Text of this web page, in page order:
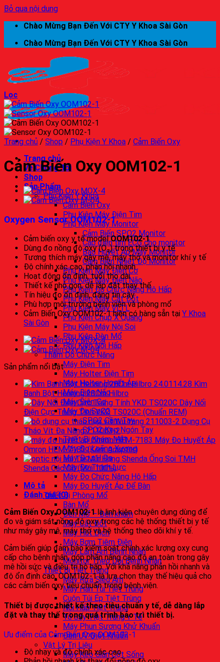
Bỏ qua nội dung
Chào Mừng Bạn Đến Với CTY Y Khoa Sài Gòn
Chào Mừng Bạn Đến Với CTY Y Khoa Sài Gòn
Trang chủ
Về Chúng Tôi
Shop
Sản Phẩm
Phụ Kiện Y Khoa
Cảm Biến Oxy
Phụ Kiện Máy Điện Tim
Phụ Kiện Máy Monitor
Cảm Biến SPO2 Monitor
Cáp điện tim ECG cho monitor
Bao Huyết Áp Máy Monitor
Cảm Biến Nhiệt Độ Monitor
Phụ Kiện Máy Điện Cơ
Phụ Kiện Máy Điện Não
Phụ Kiện Đo Chức Năng Hô Hấp
Phụ Kiện Máy Cắt Đốt
Phụ Kiện Máy VLTL
Phụ Kiện Chụp X Quang
Phụ Kiện Máy Nội Soi
Phụ Kiện Đèn Mổ
Phụ Kiện Nồi Hấp
Thăm Dò Chức Năng
Máy Điện Tim
Máy Holter Điện Tim
Máy Holter Huyết Áp
Máy Điện Não
Máy Điện Cơ
Máy Đo SpO2
SPO2 Cầm Tay
SPO2 Kẹp Ngón Tay
Thiết Bị Khám Mắt
Máy Đo Loãng Xương
Máy Đo pH Da
Máy Đo Thính Lực
Máy Đo Chức Năng Hô Hấp
Máy Đo Huyết Áp Để Bàn
Thiết Bị Phòng Mổ
Bàn Mổ
Đèn Mổ – Đèn khám
Máy Cắt Đốt
Máy Hút Dịch
Máy Bơm Tiêm Điện
Máy Làm Ấm Bệnh Nhân
Monitor Theo Dõi Bệnh Nhân
Thiết Bị Tiệt Trùng
Máy Rửa Siêu Âm
Máy Hàn Túi Tiệt Trùng
Cuộn Túi Ép Tiệt Trùng
Nồi Hấp Tiệt Trùng
Tủ Sấy Tiệt Trùng Y Tế
Máy Phun Sương Khử Khuẩn
Đèn UV Diệt Khuẩn
Vật Lý Trị Liệu
Máy Kéo Giãn Cột Sống
Lọc
Trang chủ / Shop / Phụ Kiện Y Khoa / Cảm Biến Oxy
Cảm Biến Oxy OOM102-1
Oxygen Sensor OOM102-1
Cảm biến oxy y tế modelOOM102-1
Dùng đo nồng độ oxy (O₂) trong thiết bị y tế
Tương thích máy gây mê, máy thở và monitor khí y tế
Độ chính xác cao, phản hồi nhanh
Hoạt động ổn định, tuổi thọ dài
Thiết kế nhỏ gọn, dễ lắp đặt thay thế
Tín hiệu đo ổn định, đáng tin cậy
Phù hợp môi trường bệnh viện và phòng mổ
Cảm Biến Oxy OOM102-1 hiện có hàng sẵn tại Y Khoa
Sài Gòn
Sản phẩm nổi bật
Kìm
Banh Bột Henning 28Cm Hilbro
Dây Nối
Điện Cực Trung Tính YKD TS020C (Chuẩn REM)
Dụng Cụ
Tháo Vít Đa Năng 211003-2
Máy Đo Huyết Áp
Omron HEM-7183 (Kèm Adapter)
Ống Soi TMH
Shenda Các Cỡ (Mới 100%)
Mô tả
Đánh giá (0)
Cảm Biến Oxy OOM102-1là linh kiện chuyên dụng dùng để
đo và giám sát nồng độ oxy trong các hệ thống thiết bị y tế
như máy gây mê, máy thở và hệ thống theo dõi khí y tế.
Cảm biến giúp đảm bảo kiểm soát chính xác lượng oxy cung
cấp cho bệnh nhân, góp phần nâng cao độ an toàn trong gây
mê hồi sức và điều trị hô hấp. Với khả năng phản hồi nhanh và
độ ổn định cao, OOM102-1 là lựa chọn thay thế hiệu quả cho
các cảm biến oxy tiêu chuẩn trong bệnh viện.
Thiết bị được thiết kế theo tiêu chuẩn y tế, dễ dàng lắp
đặt và thay thế trong quá trình bảo trì thiết bị.
Ưu điểm của Cảm Biến Oxy OOM102-1
Độ nhạy và độ chính xác cao